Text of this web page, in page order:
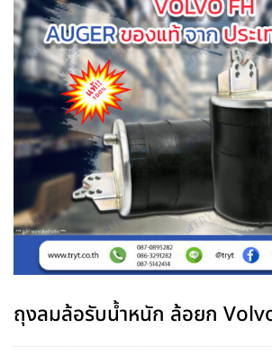
ถุงลมล้อรับน้ำหนัก ล้อยก